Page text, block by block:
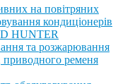
на повітряних
кондиціонерів
HUNTER
та розжарювання
ременя